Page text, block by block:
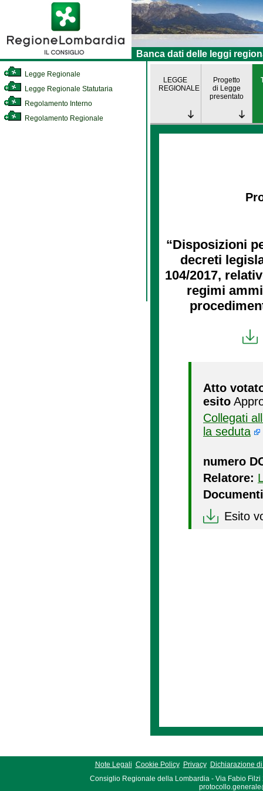
Banca dati delle leggi
Legge Regionale
Legge Regionale Statutaria
Regolamento Interno
Regolamento Regionale
LEGGE
REGIONALE
Progetto
di Legge
presentato
“Disposizioni
decreti
104/2017,
regimi
Atto
esito
Collegati
la seduta
numero
Relatore:
Esito
Note Legali Cookie Policy Privacy
Dichiarazione
Consiglio Regionale della Lombardia - Via Fabio Filzi